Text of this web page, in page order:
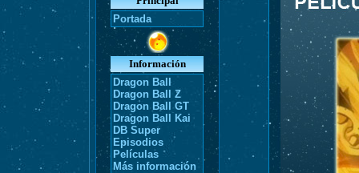
Portada
Información
Dragon Ball
Dragon Ball Z
Dragon Ball GT
Dragon Ball Kai
DB Super
Episodios
Películas
Más información